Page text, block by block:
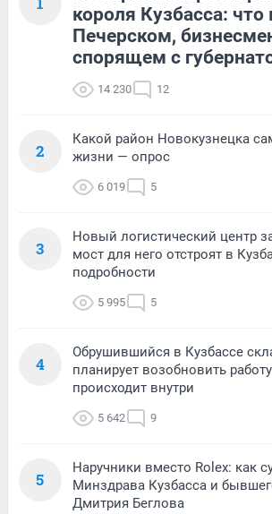
короля Кузбасса:
Печерском,
спорящем с
14 230 12
2
Какой район Новокузнецка
жизни — опрос
6 019 5
3
Новый логистический центр
мост для него отстроят в
подробности
5 995 5
4
Обрушившийся в Кузбассе
планирует возобновить
происходит внутри
5 642 9
5
Наручники вместо Rolex: как
Минздрава Кузбасса и
Дмитрия Беглова